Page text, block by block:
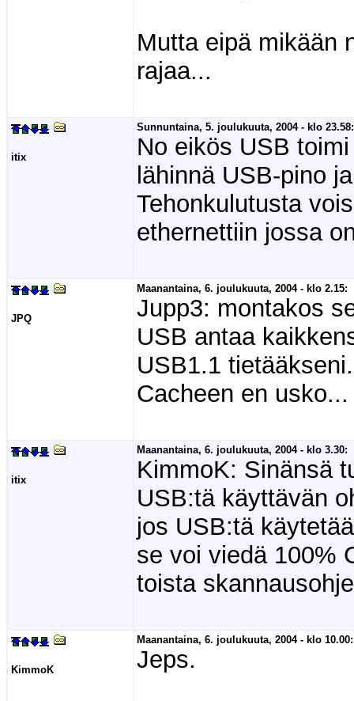
Mutta eipä mikään
rajaa...
itix
Sunnuntaina, 5. joulukuuta, 2004 - klo 23.58:
No eikös USB
lähinnä USB-pino
Tehonkulutusta
ethernettiin jossa
JPQ
Maanantaina, 6. joulukuuta, 2004 - klo 2.15:
Jupp3: montakos
USB antaa
USB1.1
Cacheen en usko...
itix
Maanantaina, 6. joulukuuta, 2004 - klo 3.30:
KimmoK: Sinänsä
USB:tä käyttävän
jos USB:tä
se voi viedä 100%
toista
KimmoK
Maanantaina, 6. joulukuuta, 2004 - klo 10.00:
Jeps.